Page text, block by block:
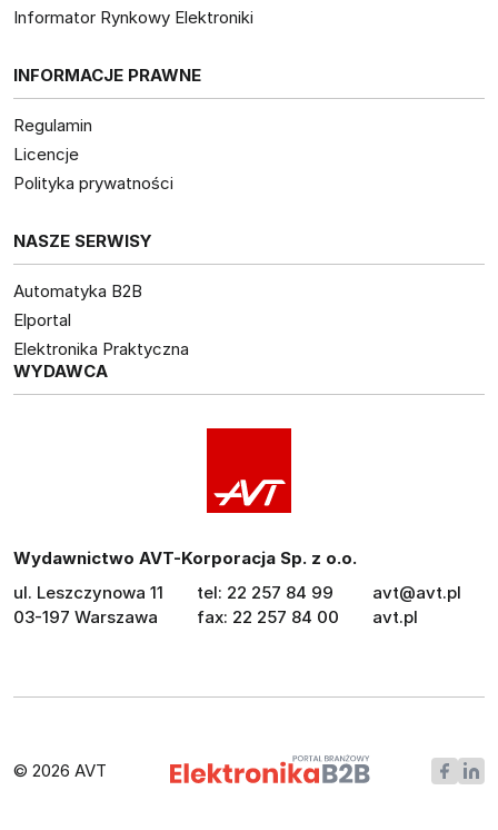
Informator Rynkowy Elektroniki
INFORMACJE PRAWNE
Regulamin
Licencje
Polityka prywatności
NASZE SERWISY
Automatyka B2B
Elportal
Elektronika Praktyczna
WYDAWCA
Wydawnictwo AVT-Korporacja Sp. z o.o.
ul. Leszczynowa 11
03-197 Warszawa
tel: 22 257 84 99
fax: 22 257 84 00
avt@avt.pl
avt.pl
© 2026 AVT